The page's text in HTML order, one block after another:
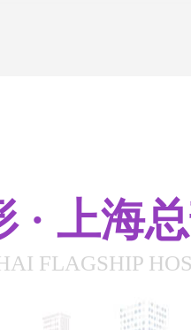
· 上海
FLAGSHIP